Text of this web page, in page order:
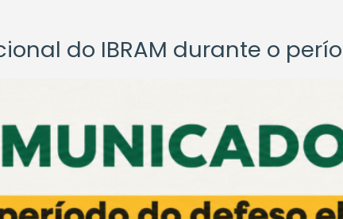
do IBRAM durante o